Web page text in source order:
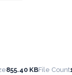
855.40 KBFile Count